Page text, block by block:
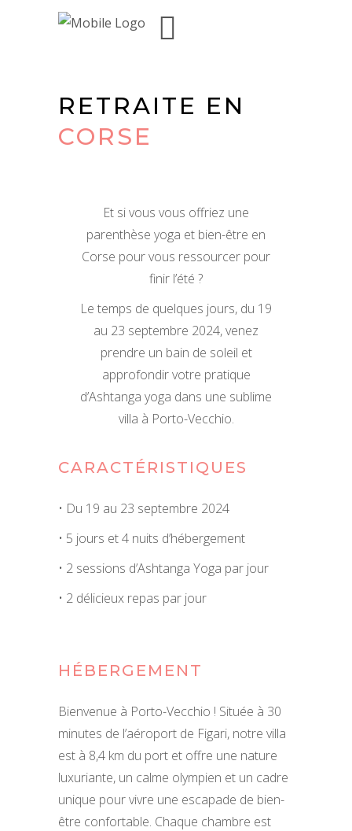
RETRAITE EN
CORSE
Et si vous vous offriez une
parenthèse yoga et bien-être en
Corse pour vous ressourcer pour
finir l’été ?
Le temps de quelques jours, du 19
au 23 septembre 2024, venez
prendre un bain de soleil et
approfondir votre pratique
d’Ashtanga yoga dans une sublime
villa à Porto-Vecchio.
CARACTÉRISTIQUES
• Du 19 au 23 septembre 2024
• 5 jours et 4 nuits d’hébergement
• 2 sessions d’Ashtanga Yoga par jour
• 2 délicieux repas par jour
HÉBERGEMENT
Bienvenue à Porto-Vecchio ! Située à 30
minutes de l’aéroport de Figari, notre villa
est à 8,4 km du port et offre une nature
luxuriante, un calme olympien et un cadre
unique pour vivre une escapade de bien-
être confortable. Chaque chambre est